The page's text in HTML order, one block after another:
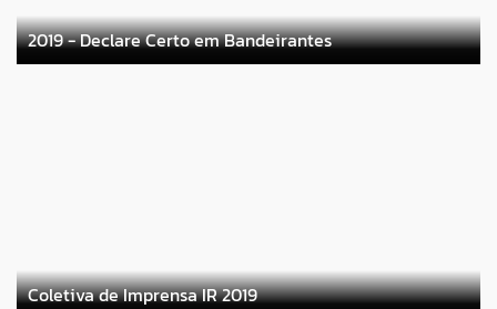
2019 - Declare Certo em Bandeirantes
Coletiva de Imprensa IR 2019